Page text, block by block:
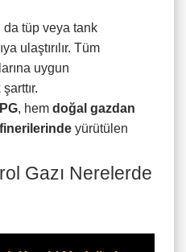
tüp veya tank
ulaştırılır. Tüm
uygun
şarttır.
, hem doğal gazdan
yürütülen
Gazı Nerelerde